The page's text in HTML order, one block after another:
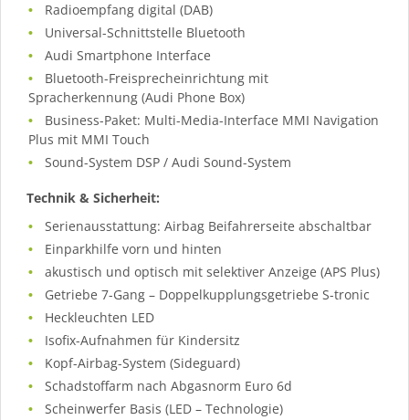
Radioempfang digital (DAB)
Universal-Schnittstelle Bluetooth
Audi Smartphone Interface
Bluetooth-Freisprecheinrichtung mit
Spracherkennung (Audi Phone Box)
Business-Paket: Multi-Media-Interface MMI Navigation
Plus mit MMI Touch
Sound-System DSP / Audi Sound-System
Technik & Sicherheit:
Serienausstattung: Airbag Beifahrerseite abschaltbar
Einparkhilfe vorn und hinten
akustisch und optisch mit selektiver Anzeige (APS Plus)
Getriebe 7-Gang – Doppelkupplungsgetriebe S-tronic
Heckleuchten LED
Isofix-Aufnahmen für Kindersitz
Kopf-Airbag-System (Sideguard)
Schadstoffarm nach Abgasnorm Euro 6d
Scheinwerfer Basis (LED – Technologie)